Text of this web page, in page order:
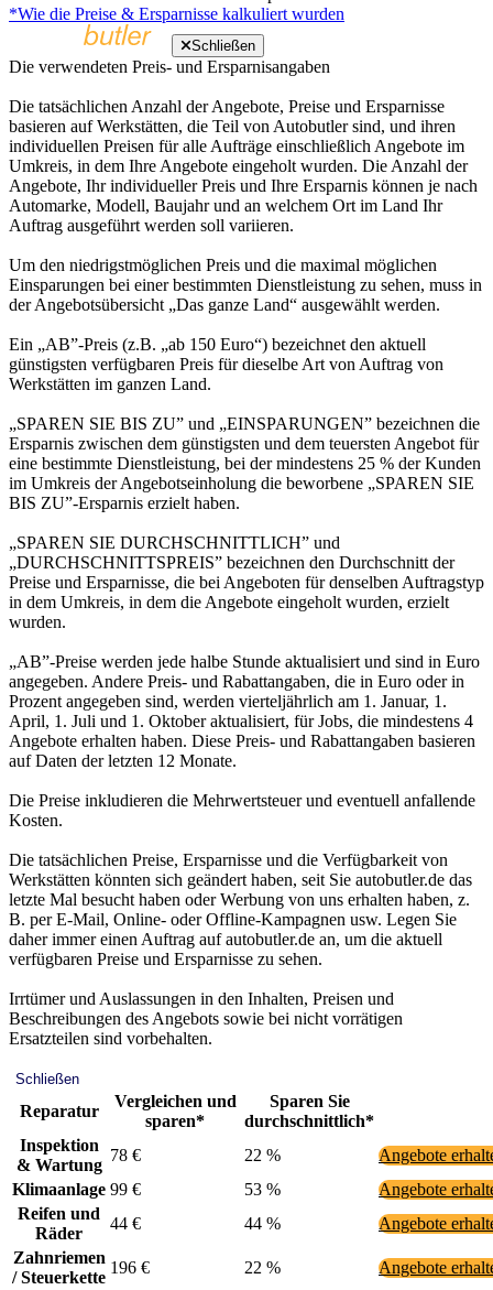
*Wie die Preise & Ersparnisse kalkuliert wurden
Schließen
Die verwendeten Preis- und Ersparnisangaben
Die tatsächlichen Anzahl der Angebote, Preise und Ersparnisse
basieren auf Werkstätten, die Teil von Autobutler sind, und ihren
individuellen Preisen für alle Aufträge einschließlich Angebote im
Umkreis, in dem Ihre Angebote eingeholt wurden. Die Anzahl der
Angebote, Ihr individueller Preis und Ihre Ersparnis können je nach
Automarke, Modell, Baujahr und an welchem Ort im Land Ihr
Auftrag ausgeführt werden soll variieren.
Um den niedrigstmöglichen Preis und die maximal möglichen
Einsparungen bei einer bestimmten Dienstleistung zu sehen, muss in
der Angebotsübersicht „Das ganze Land“ ausgewählt werden.
Ein „AB”-Preis (z.B. „ab 150 Euro“) bezeichnet den aktuell
günstigsten verfügbaren Preis für dieselbe Art von Auftrag von
Werkstätten im ganzen Land.
„SPAREN SIE BIS ZU” und „EINSPARUNGEN” bezeichnen die
Ersparnis zwischen dem günstigsten und dem teuersten Angebot für
eine bestimmte Dienstleistung, bei der mindestens 25 % der Kunden
im Umkreis der Angebotseinholung die beworbene „SPAREN SIE
BIS ZU”-Ersparnis erzielt haben.
„SPAREN SIE DURCHSCHNITTLICH” und
„DURCHSCHNITTSPREIS” bezeichnen den Durchschnitt der
Preise und Ersparnisse, die bei Angeboten für denselben Auftragstyp
in dem Umkreis, in dem die Angebote eingeholt wurden, erzielt
wurden.
„AB”-Preise werden jede halbe Stunde aktualisiert und sind in Euro
angegeben. Andere Preis- und Rabattangaben, die in Euro oder in
Prozent angegeben sind, werden vierteljährlich am 1. Januar, 1.
April, 1. Juli und 1. Oktober aktualisiert, für Jobs, die mindestens 4
Angebote erhalten haben. Diese Preis- und Rabattangaben basieren
auf Daten der letzten 12 Monate.
Die Preise inkludieren die Mehrwertsteuer und eventuell anfallende
Kosten.
Die tatsächlichen Preise, Ersparnisse und die Verfügbarkeit von
Werkstätten könnten sich geändert haben, seit Sie autobutler.de das
letzte Mal besucht haben oder Werbung von uns erhalten haben, z.
B. per E-Mail, Online- oder Offline-Kampagnen usw. Legen Sie
daher immer einen Auftrag auf autobutler.de an, um die aktuell
verfügbaren Preise und Ersparnisse zu sehen.
Irrtümer und Auslassungen in den Inhalten, Preisen und
Beschreibungen des Angebots sowie bei nicht vorrätigen
Ersatzteilen sind vorbehalten.
Schließen
Reparatur
Vergleichen und
sparen*
Sparen Sie
durchschnittlich*
Inspektion
& Wartung
78 € 22 %
Angebote
Klimaanlage 99 € 53 %
Angebote
Reifen und
Räder
44 € 44 %
Angebote
Zahnriemen
/ Steuerkette
196 € 22 %
Angebote